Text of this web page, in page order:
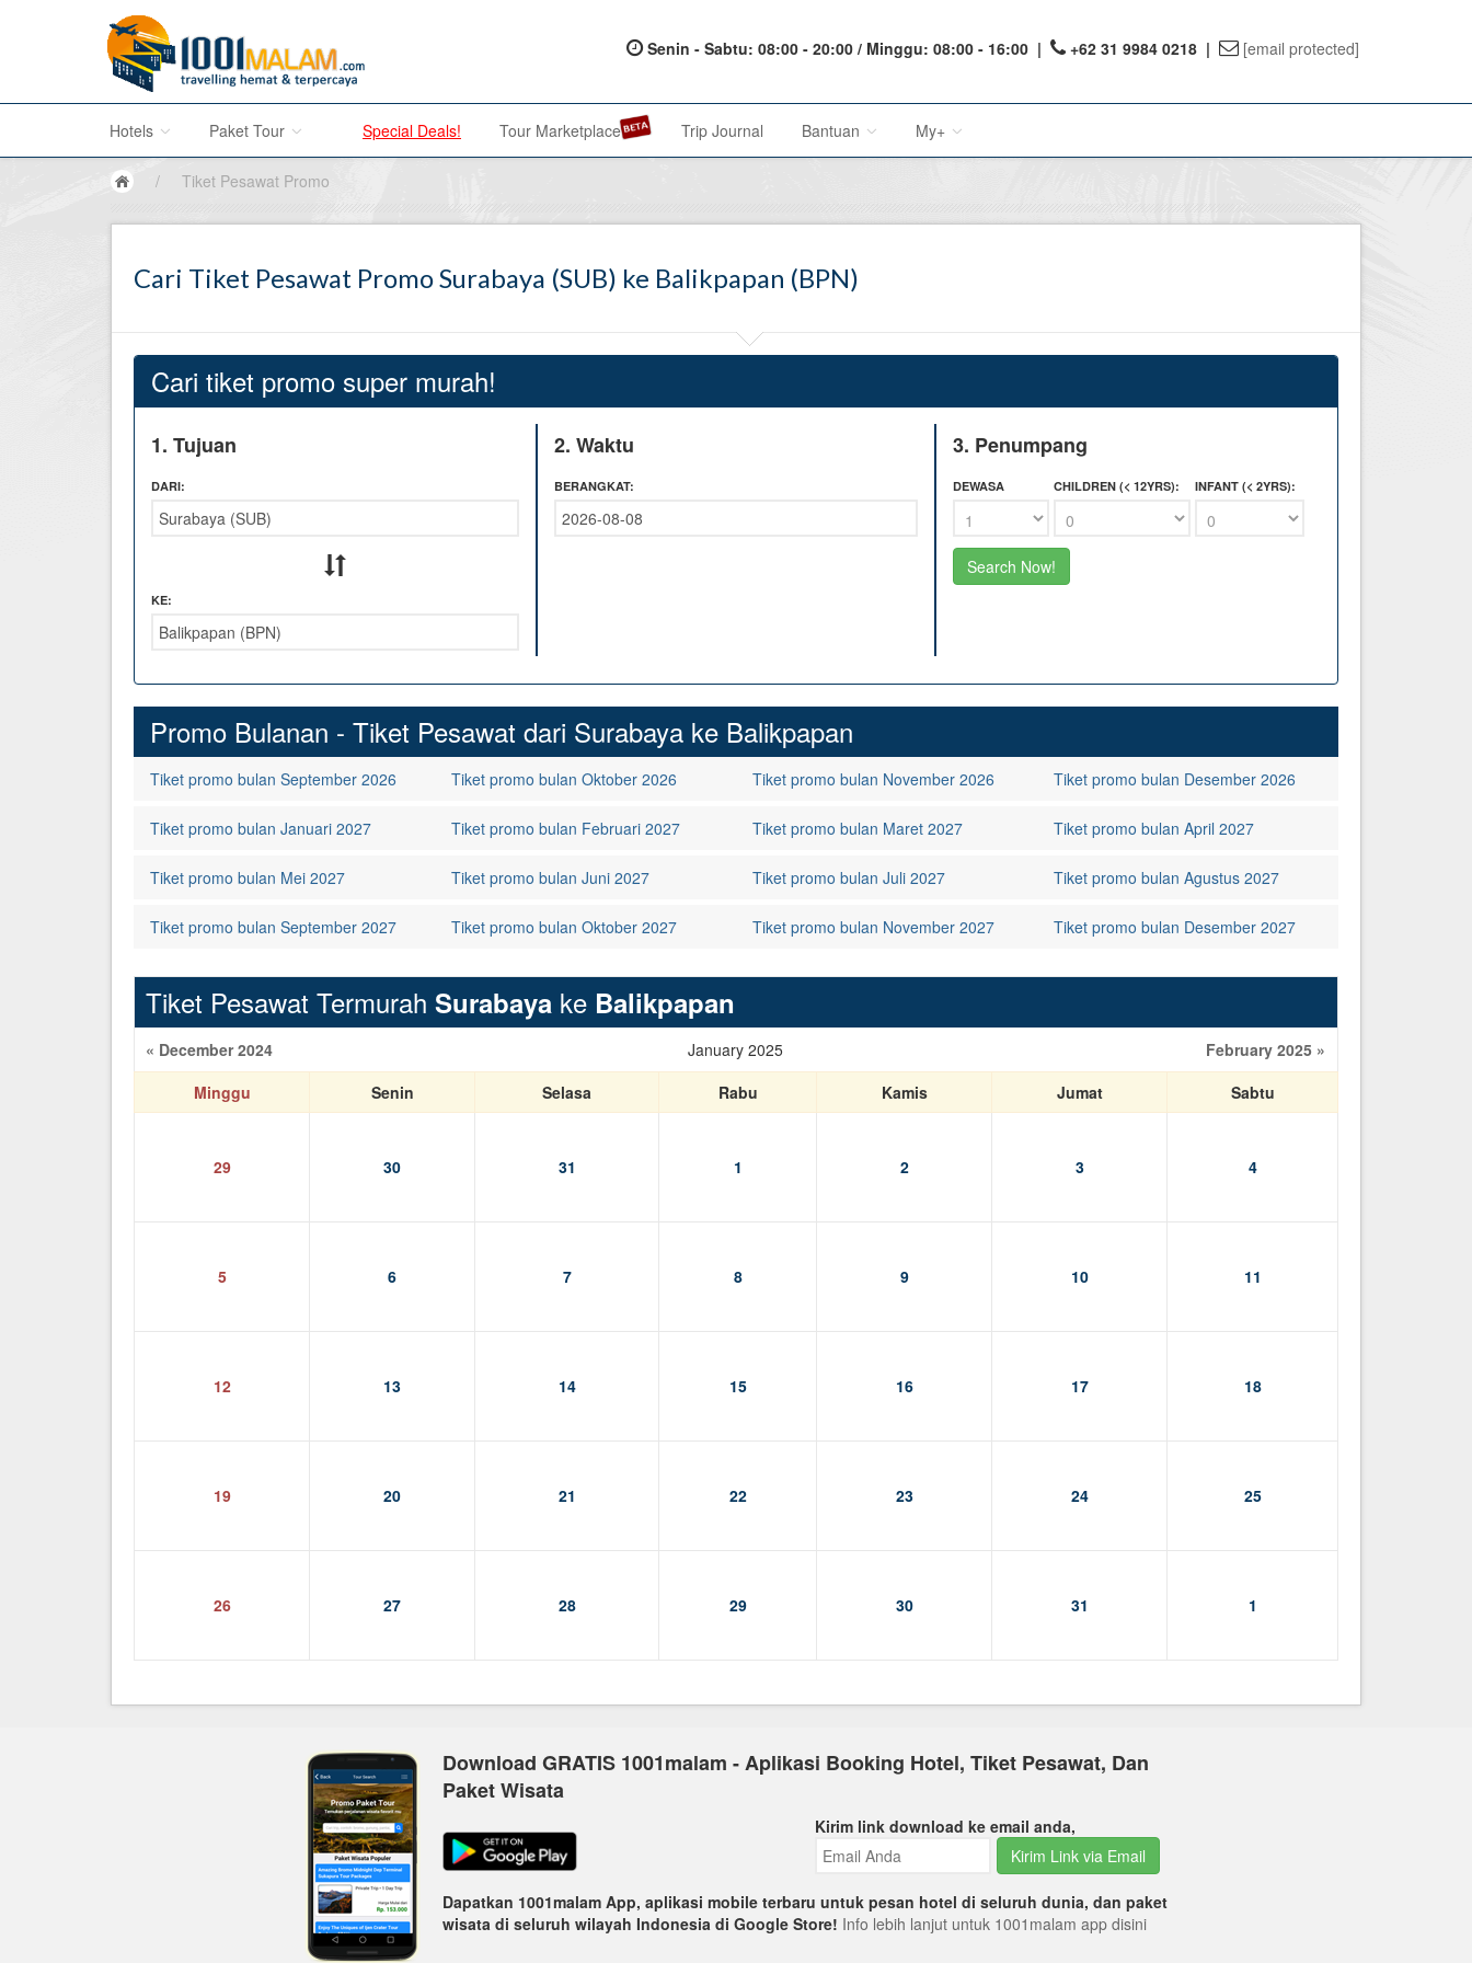
Senin - Sabtu: 08:00 - 20:00 / Minggu: 08:00 - 16:00 | +62 31 9984 0218 | [email protected]
Hotels
Hotel di Bali
Hotel di Jakarta
Hotel di Surabaya
Hotel di Malang
Hotel di Bromo
Hotel di Medan
Hotel di Batam
Paket Tour
Promo Paket Tour Wisata
Tour di Madura
Tour di Banyuwangi
Tour di Bali
Tour di Flores
Tour di Danau Toba, Medan
Tour di Singapore
Special Deals! Tour Marketplace Trip Journal Bantuan
About Us
Metode Pembayaran
Karir@1001malam
My+
My Account
/ Tiket Pesawat Promo
Cari Tiket Pesawat Promo Surabaya (SUB) ke Balikpapan (BPN)
Cari tiket promo super murah!
1. Tujuan
DARI:
KE:
2. Waktu
BERANGKAT:
3. Penumpang
DEWASA CHILDREN (< 12YRS): INFANT (< 2YRS):
Promo Bulanan - Tiket Pesawat dari Surabaya ke Balikpapan
Tiket promo bulan September 2026 Tiket promo bulan Oktober 2026 Tiket promo bulan November 2026 Tiket promo bulan Desember 2026
Tiket promo bulan Januari 2027 Tiket promo bulan Februari 2027 Tiket promo bulan Maret 2027 Tiket promo bulan April 2027
Tiket promo bulan Mei 2027 Tiket promo bulan Juni 2027 Tiket promo bulan Juli 2027 Tiket promo bulan Agustus 2027
Tiket promo bulan September 2027 Tiket promo bulan Oktober 2027 Tiket promo bulan November 2027 Tiket promo bulan Desember 2027
Tiket Pesawat Termurah Surabaya ke Balikpapan
« December 2024 January 2025
February 2025 »
Minggu
Senin Selasa Rabu Kamis Jumat Sabtu
29 30 31 1 2 3 4
5 6 7 8 9 10 11
12 13 14 15 16 17 18
19 20 21 22 23 24 25
26 27 28 29 30 31 1
Download GRATIS 1001malam - Aplikasi Booking Hotel, Tiket Pesawat, Dan
Paket Wisata
Kirim link download ke email anda,
Kirim Link via Email
Dapatkan 1001malam App, aplikasi mobile terbaru untuk pesan hotel di seluruh dunia, dan paket
wisata di seluruh wilayah Indonesia di Google Store! Info lebih lanjut untuk 1001malam app disini